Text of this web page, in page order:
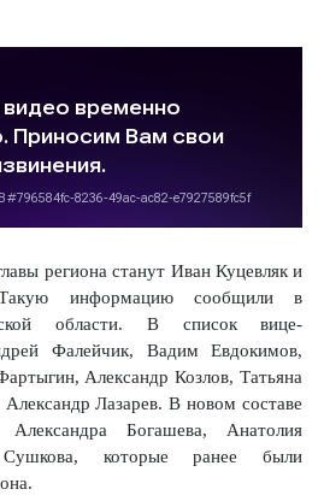
региона станут Иван Куцевляк и
информацию сообщили в
области. В список вице-
Фалейчик, Вадим Евдокимов,
Александр Козлов, Татьяна
Лазарев. В новом составе
Богашева, Анатолия
которые ранее были